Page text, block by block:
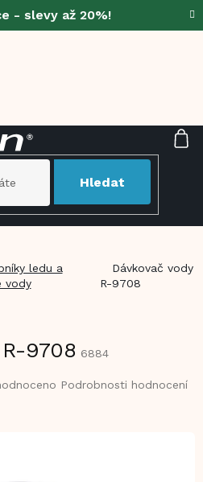
- slevy až 20%!
Hledat
ledu a
vody
Dávkovač vody
R-9708
9708 6884
Podrobnosti hodnocení